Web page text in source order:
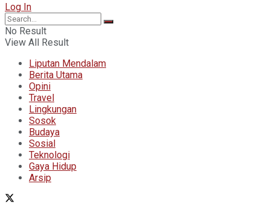
Log In
No Result
View All Result
Liputan Mendalam
Berita Utama
Opini
Travel
Lingkungan
Sosok
Budaya
Sosial
Teknologi
Gaya Hidup
Arsip